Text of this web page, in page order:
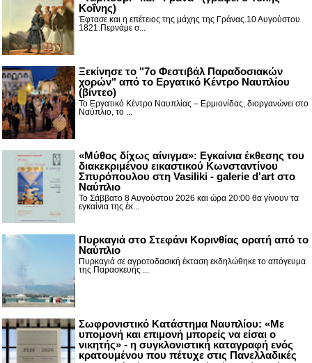
Κοΐνης)
Έφτασε και η επέτειος της μάχης της Γράνας.10 Αυγούστου
1821.Περνάμε σ...
Ξεκίνησε το "7ο Φεστιβάλ Παραδοσιακών
χορών" από το Εργατικό Κέντρο Ναυπλίου
(βίντεο)
Το Εργατικό Κέντρο Ναυπλίας – Ερμιονίδας, διοργανώνει στο
Ναύπλιο, το ...
«Μύθος δίχως αίνιγμα»: Εγκαίνια έκθεσης του
διακεκριμένου εικαστικού Κωνσταντίνου
Σπυρόπουλου στη Vasiliki - galerie d'art στο
Ναύπλιο
Το Σάββατο 8 Αυγούστου 2026 και ώρα 20:00 θα γίνουν τα
εγκαίνια της έκ...
Πυρκαγιά στο Στεφάνι Κορινθίας ορατή από το
Ναύπλιο
Πυρκαγιά σε αγροτοδασική έκταση εκδηλώθηκε το απόγευμα
της Παρασκευής ...
Σωφρονιστικό Κατάστημα Ναυπλίου: «Με
υπομονή και επιμονή μπορείς να είσαι ο
νικητής» - η συγκλονιστική καταγραφή ενός
κρατουμένου που πέτυχε στις Πανελλαδικές